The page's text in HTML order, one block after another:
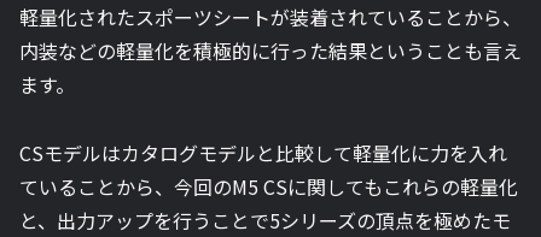
軽量化されたスポーツシートが装着されていることから、
内装などの軽量化を積極的に行った結果ということも言え
ます。
CSモデルはカタログモデルと比較して軽量化に力を入れ
ていることから、今回のM5 CSに関してもこれらの軽量化
と、出力アップを行うことで5シリーズの頂点を極めたモ